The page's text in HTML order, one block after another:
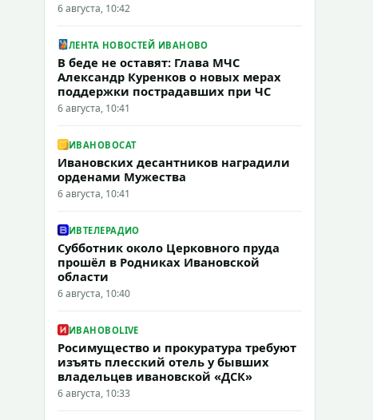
6 августа, 10:42
ЛЕНТА НОВОСТЕЙ ИВАНОВО
В беде не оставят: Глава МЧС
Александр Куренков о новых мерах
поддержки пострадавших при ЧС
6 августа, 10:41
ИВАНОВОCAT
Ивановских десантников наградили
орденами Мужества
6 августа, 10:41
ИВТЕЛЕРАДИО
Субботник около Церковного пруда
прошёл в Родниках Ивановской
области
6 августа, 10:40
ИВАНОВОLIVE
Росимущество и прокуратура требуют
изъять плесский отель у бывших
владельцев ивановской «ДСК»
6 августа, 10:33